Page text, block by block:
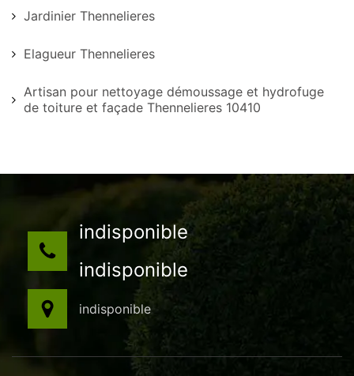
Jardinier Thennelieres
Elagueur Thennelieres
Artisan pour nettoyage démoussage et hydrofuge
de toiture et façade Thennelieres 10410
indisponible
indisponible
indisponible